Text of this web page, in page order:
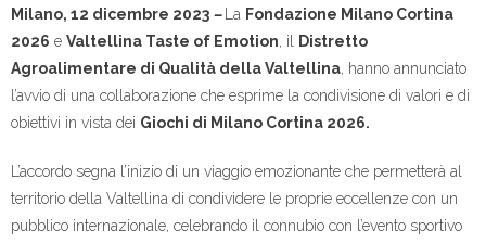
Milano, 12 dicembre 2023 – La Fondazione Milano Cortina
2026 e Valtellina Taste of Emotion , il
Distretto
Agroalimentare di Qualità della Valtellina , hanno annunciato
l’avvio di una collaborazione che esprime la condivisione di valori e di
obiettivi in vista dei Giochi di Milano Cortina 2026.
L’accordo segna l’inizio di un viaggio emozionante che permetterà al
territorio della Valtellina di condividere le proprie eccellenze con un
pubblico internazionale, celebrando il connubio con l’evento sportivo